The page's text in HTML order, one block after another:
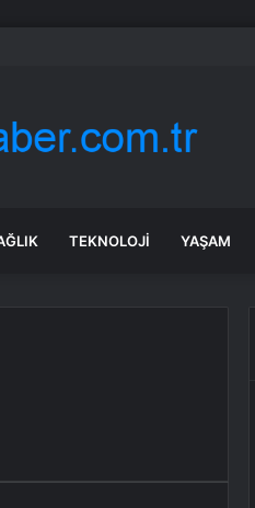
Yakalandı
TEKNOLOJI YAŞAM